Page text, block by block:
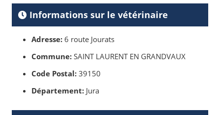
Informations sur le vétérinaire
Adresse: 6 route Jourats
Commune: SAINT LAURENT EN GRANDVAUX
Code Postal: 39150
Département: Jura